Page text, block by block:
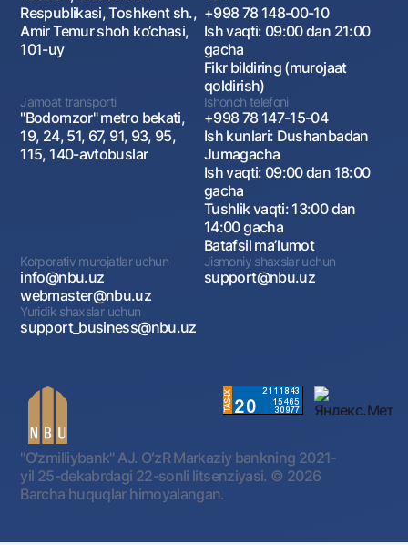
Respublikasi, Toshkent sh.,
Amir Temur shoh ko‘chasi,
101-uy
+998 78 148-00-10
Ish vaqti: 09:00 dan 21:00
gacha
Fikr bildiring (murojaat
qoldirish)
Jamoat transporti
"Bodomzor" metro bekati,
19, 24, 51, 67, 91, 93, 95,
115, 140-avtobuslar
Ishonch telefoni
+998 78 147-15-04
Ish kunlari: Dushanbadan
Jumagacha
Ish vaqti: 09:00 dan 18:00
gacha
Tushlik vaqti: 13:00 dan
14:00 gacha
Batafsil maʼlumot
Korporativ murojatlar uchun
info@nbu.uz
webmaster@nbu.uz
Jismoniy shaxslar uchun
support@nbu.uz
Yuridik shaxslar uchun
support_business@nbu.uz
"O'zmilliybank" AJ. OʻzR Markaziy bankning 2021-
yil 25-dekabrdagi 22-sonli litsenziyasi. © 2026
Barcha huquqlar himoyalangan.